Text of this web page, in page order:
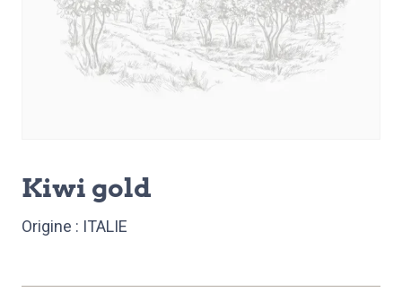
kiwi gold
Origine : ITALIE